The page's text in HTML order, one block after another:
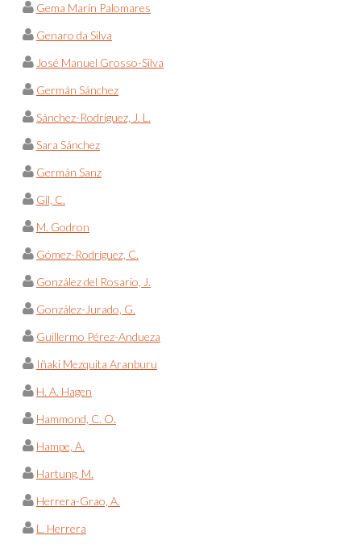
Gema Marín Palomares
Genaro da Silva
José Manuel Grosso-Silva
Germán Sánchez
Sánchez-Rodríguez, J. L.
Sara Sánchez
Germán Sanz
Gil, C.
M. Godron
Gómez-Rodríguez, C.
González del Rosario, J.
González-Jurado, G.
Guillermo Pérez-Andueza
Iñaki Mezquita Aranburu
H. A. Hagen
Hammond, C. O.
Hampe, A.
Hartung, M.
Herrera-Grao, A.
L. Herrera